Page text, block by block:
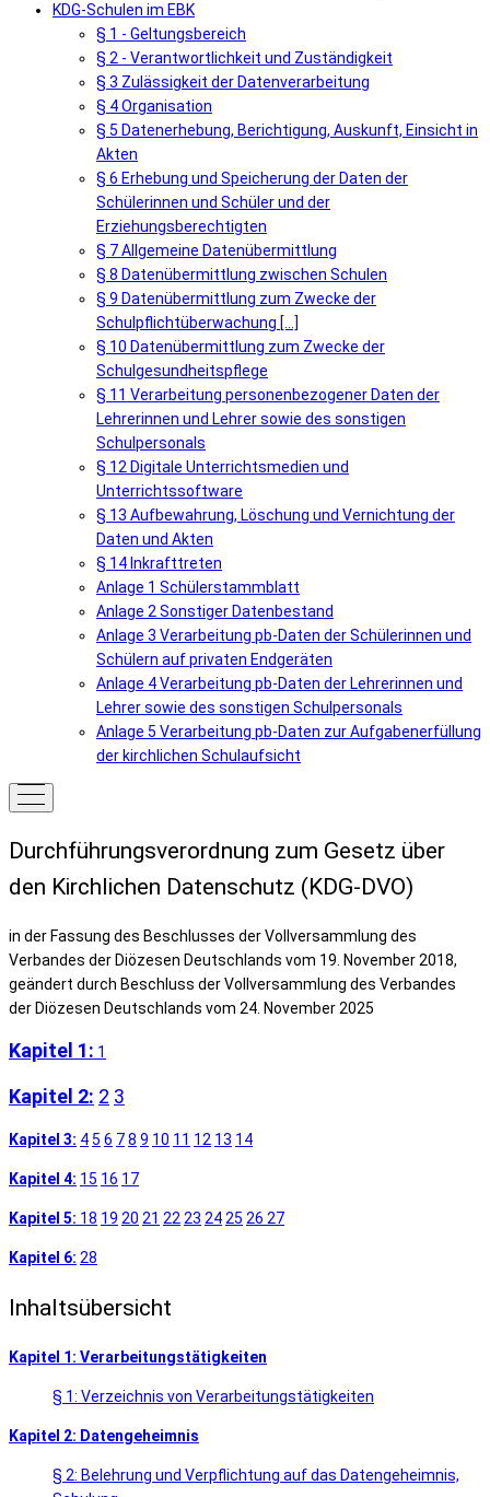
KDG-Schulen im EBK
§ 1 - Geltungsbereich
§ 2 - Verantwortlichkeit und Zuständigkeit
§ 3 Zulässigkeit der Datenverarbeitung
§ 4 Organisation
§ 5 Datenerhebung, Berichtigung, Auskunft, Einsicht in
Akten
§ 6 Erhebung und Speicherung der Daten der
Schülerinnen und Schüler und der
Erziehungsberechtigten
§ 7 Allgemeine Datenübermittlung
§ 8 Datenübermittlung zwischen Schulen
§ 9 Datenübermittlung zum Zwecke der
Schulpflichtüberwachung [...]
§ 10 Datenübermittlung zum Zwecke der
Schulgesundheitspflege
§ 11 Verarbeitung personenbezogener Daten der
Lehrerinnen und Lehrer sowie des sonstigen
Schulpersonals
§ 12 Digitale Unterrichtsmedien und
Unterrichtssoftware
§ 13 Aufbewahrung, Löschung und Vernichtung der
Daten und Akten
§ 14 Inkrafttreten
Anlage 1 Schülerstammblatt
Anlage 2 Sonstiger Datenbestand
Anlage 3 Verarbeitung pb-Daten der Schülerinnen und
Schülern auf privaten Endgeräten
Anlage 4 Verarbeitung pb-Daten der Lehrerinnen und
Lehrer sowie des sonstigen Schulpersonals
Anlage 5 Verarbeitung pb-Daten zur Aufgabenerfüllung
der kirchlichen Schulaufsicht
Durchführungsverordnung zum Gesetz über
den Kirchlichen Datenschutz (KDG-DVO)
in der Fassung des Beschlusses der Vollversammlung des
Verbandes der Diözesen Deutschlands vom 19. November 2018,
geändert durch Beschluss der Vollversammlung des Verbandes
der Diözesen Deutschlands vom 24. November 2025
Kapitel 1: 1
Kapitel 2: 2 3
Kapitel 3: 45 6 78 9 10 11 12 13 14
Kapitel 4: 15 16 17
Kapitel 5: 18 19 20 21 22 23 24 25 26 27
Kapitel 6: 28
Inhaltsübersicht
Kapitel 1: Verarbeitungstätigkeiten
§ 1: Verzeichnis von Verarbeitungstätigkeiten
Kapitel 2: Datengeheimnis
§ 2: Belehrung und Verpflichtung auf das Datengeheimnis,